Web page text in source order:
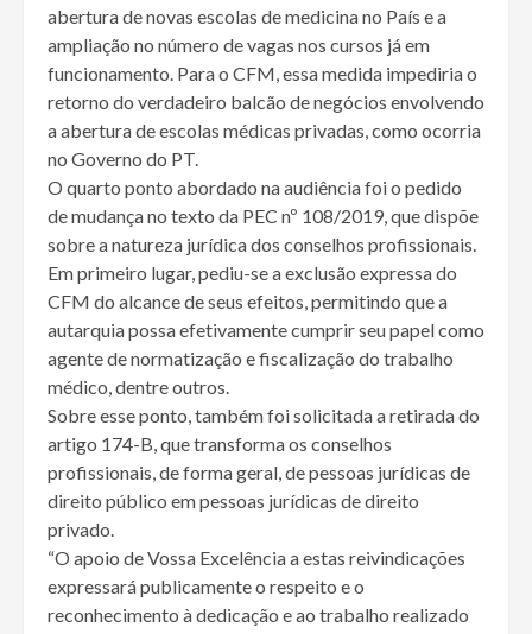
abertura de novas escolas de medicina no País e a
ampliação no número de vagas nos cursos já em
funcionamento. Para o CFM, essa medida impediria o
retorno do verdadeiro balcão de negócios envolvendo
a abertura de escolas médicas privadas, como ocorria
no Governo do PT.
O quarto ponto abordado na audiência foi o pedido
de mudança no texto da PEC nº 108/2019, que dispõe
sobre a natureza jurídica dos conselhos profissionais.
Em primeiro lugar, pediu-se a exclusão expressa do
CFM do alcance de seus efeitos, permitindo que a
autarquia possa efetivamente cumprir seu papel como
agente de normatização e fiscalização do trabalho
médico, dentre outros.
Sobre esse ponto, também foi solicitada a retirada do
artigo 174-B, que transforma os conselhos
profissionais, de forma geral, de pessoas jurídicas de
direito público em pessoas jurídicas de direito
privado.
“O apoio de Vossa Excelência a estas reivindicações
expressará publicamente o respeito e o
reconhecimento à dedicação e ao trabalho realizado